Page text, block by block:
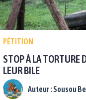
PÉTITION
STOP À LA TORTURE
LEUR BILE
Auteur :Sousou